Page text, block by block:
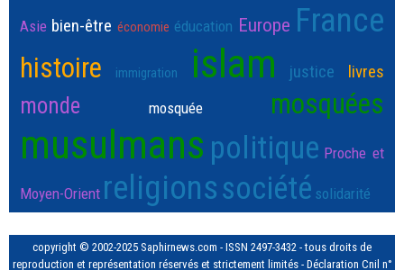
Asie bien-être économie éducation Europe France
histoire immigration islam justice livres
monde mosquée mosquées
musulmans politique Proche et
Moyen-Orient religionssociété solidarité
copyright © 2002-2025 Saphirnews.com - ISSN 2497-3432 - tous droits de
reproduction et représentation réservés et strictement limités - Déclaration Cnil n°